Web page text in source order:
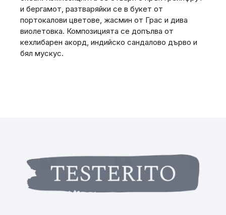
и бергамот, разтваряйки се в букет от
портокалови цветове, жасмин от Грас и дива
виолетовка. Композицията се допълва от
кехлибарен акорд, индийско сандалово дърво и
бял мускус.